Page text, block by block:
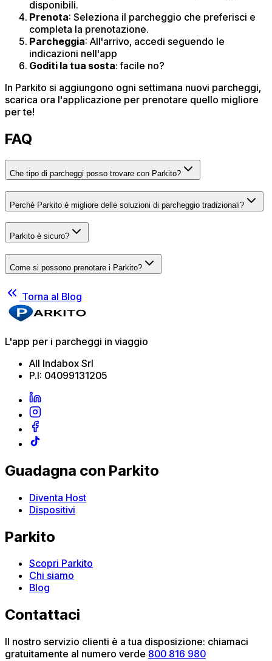
disponibili.​
Prenota: Seleziona il parcheggio che preferisci e
completa la prenotazione.​
Parcheggia: All'arrivo, accedi seguendo le
indicazioni nell'app
Goditi la tua sosta: ​facile no?
In Parkito si aggiungono ogni settimana nuovi parcheggi,
scarica ora l'applicazione per prenotare quello migliore
per te!
FAQ
Che tipo di parcheggi posso trovare con Parkito?
Perché Parkito è migliore delle soluzioni di parcheggio tradizionali?
Parkito è sicuro?
Come si possono prenotare i Parkito?
Torna al Blog
L'app per i parcheggi in viaggio
All Indabox Srl
P.I: 04099131205
Guadagna con Parkito
Diventa Host
Dispositivi
Parkito
Scopri Parkito
Chi siamo
Blog
Contattaci
Il nostro servizio clienti è a tua disposizione: chiamaci
gratuitamente al numero verde 800 816 980